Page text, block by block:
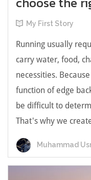
My First Story
Running usually
carry water, food,
necessities.
function of edge
be difficult to
That's why we
Muhammad